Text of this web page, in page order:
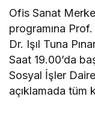
Ofis Sanat
programına
Dr. Işıl Tuna
Saat 19.00’da
Sosyal İşler
açıklamada tüm